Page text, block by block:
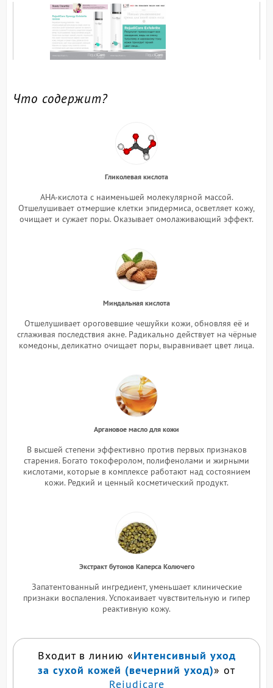
Что содержит?
Гликолевая кислота
AHA-кислота с наименьшей молекулярной массой.
Отшелушивает отмершие клетки эпидермиса, осветляет кожу,
очищает и сужает поры. Оказывает омолаживающий эффект.
Миндальная кислота
Отшелушивает ороговевшие чешуйки кожи, обновляя её и
сглаживая последствия акне. Радикально действует на чёрные
комедоны, деликатно очищает поры, выравнивает цвет лица.
Аргановое масло для кожи
В высшей степени эффективно против первых признаков
старения. Богато токоферолом, полифенолами и жирными
кислотами, которые в комплексе работают над состоянием
кожи. Редкий и ценный косметический продукт.
Экстракт бутонов Каперса Колючего
Запатентованный ингредиент, уменьшает клинические
признаки воспаления. Успокаивает чувствительную и гипер
реактивную кожу.
Входит в линию «Интенсивный уход
за сухой кожей (вечерний уход)» от
Rejudicare